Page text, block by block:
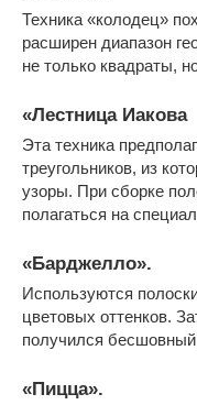
Техника «колодец»
расширен диапазон
не только квадраты,
«Лестница Иакова
Эта техника
треугольников, из
узоры. При сборке
полагаться на
«Барджелло».
Используются
цветовых оттенков.
получился
«Пицца».